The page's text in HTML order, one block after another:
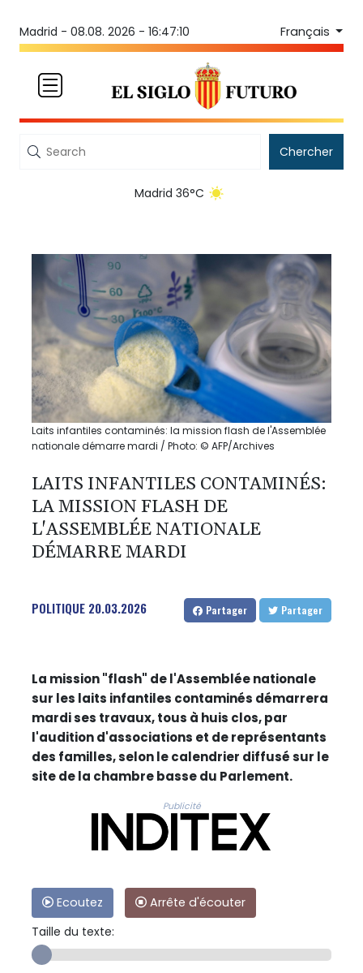
Madrid - 08.08. 2026 - 16:47:10 Français
Chercher
Madrid 36°C
Laits infantiles contaminés: la mission flash de l'Assemblée
nationale démarre mardi / Photo: © AFP/Archives
LAITS INFANTILES CONTAMINÉS:
LA MISSION FLASH DE
L'ASSEMBLÉE NATIONALE
DÉMARRE MARDI
POLITIQUE 20.03.2026 Partager Partager
La mission "flash" de l'Assemblée nationale
sur les laits infantiles contaminés démarrera
mardi ses travaux, tous à huis clos, par
l'audition d'associations et de représentants
des familles, selon le calendrier diffusé sur le
site de la chambre basse du Parlement.
Publicité
Ecoutez
Arrête d'écouter
Taille du texte: